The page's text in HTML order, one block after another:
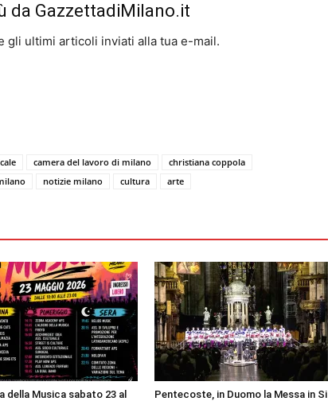
da GazzettadiMilano.it
gli ultimi articoli inviati alla tua e-mail.
camera del lavoro di milano
christiana coppola
notizie milano cultura arte
della Musica sabato 23 al
Pentecoste, in Duomo la Messa in Si